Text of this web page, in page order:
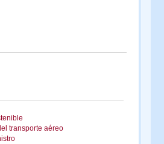
transporte aéreo